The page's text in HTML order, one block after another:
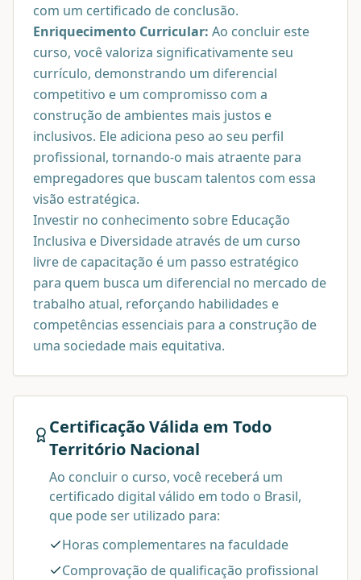
com um certificado de conclusão.
Enriquecimento Curricular: Ao concluir este
curso, você valoriza significativamente seu
currículo, demonstrando um diferencial
competitivo e um compromisso com a
construção de ambientes mais justos e
inclusivos. Ele adiciona peso ao seu perfil
profissional, tornando-o mais atraente para
empregadores que buscam talentos com essa
visão estratégica.
Investir no conhecimento sobre Educação
Inclusiva e Diversidade através de um curso
livre de capacitação é um passo estratégico
para quem busca um diferencial no mercado de
trabalho atual, reforçando habilidades e
competências essenciais para a construção de
uma sociedade mais equitativa.
Certificação Válida em Todo
Território Nacional
Ao concluir o curso, você receberá um
certificado digital válido em todo o Brasil,
que pode ser utilizado para:
Horas complementares na faculdade
Comprovação de qualificação profissional